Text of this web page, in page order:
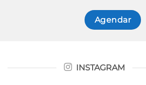
Agendar
INSTAGRAM